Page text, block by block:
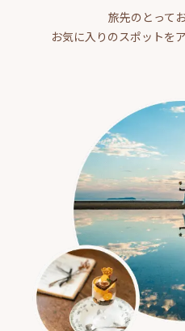
旅先のとって
お気に入りのスポットを